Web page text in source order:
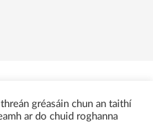
gréasáin chun an taithí
ar do chuid roghanna